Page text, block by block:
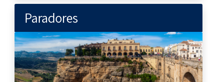
Paradores